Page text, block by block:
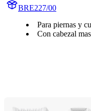
BRE227/00
Para piernas y
Con cabezal